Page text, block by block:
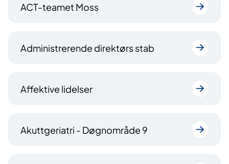
ACT-teamet Moss
Administrerende direktørs stab
Affektive lidelser
Akuttgeriatri - Døgnområde 9